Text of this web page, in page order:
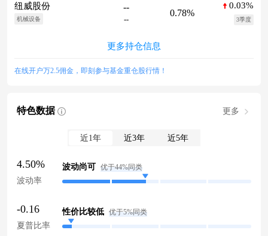
纽威股份
机械设备
--
--
0.78%
0.03%
3季度
更多持仓信息
在线开户万2.5佣金，即刻参与基金重仓股行情！
特色数据 更多
近1年 近3年 近5年
4.50%
波动率
波动尚可 优于44%同类
-0.16
夏普比率
性价比较低 优于5%同类